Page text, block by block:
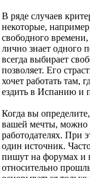
В ряде случаев
некоторые,
свободного
лично знает одного
всегда выбирает
позволяет. Его
хочет работать там,
ездить в Испанию и
Когда вы
вашей мечты, можно
работодателях. При
один источник.
пишут на форумах и
относительно